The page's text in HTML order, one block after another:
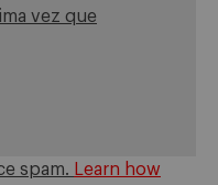
vez que
spam. Learn how